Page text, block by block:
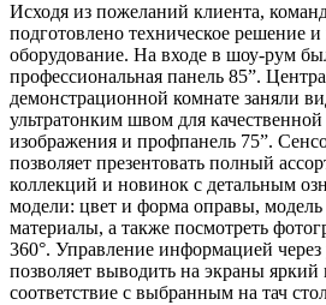
Исходя из пожеланий клиента,
подготовлено техническое решение
оборудование. На входе в шоу-рум
профессиональная панель 85”.
демонстрационной комнате заняли
ультратонким швом для
изображения и профпанель 75”.
позволяет презентовать полный
коллекций и новинок с детальным
модели: цвет и форма оправы,
материалы, а также посмотреть
360°. Управление информацией
позволяет выводить на экраны яркий
соответствие с выбранным на тач